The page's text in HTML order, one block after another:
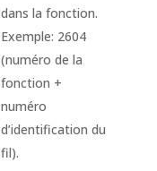
dans la fonction.
Exemple: 2604
(numéro de la
fonction +
numéro
d’identification du
fil).